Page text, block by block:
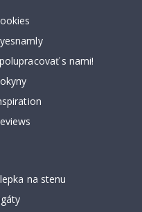
s nami!
na stenu